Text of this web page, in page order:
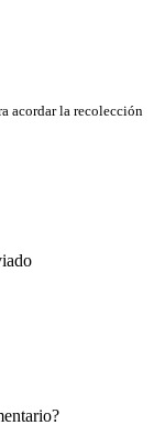
acordar la recolección